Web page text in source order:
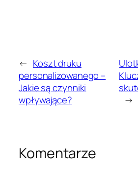
← Koszt druku
personalizowanego –
Jakie są czynniki
wpływające?
→
Komentarze